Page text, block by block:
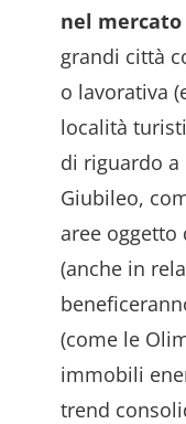
nel
grandi città
o lavorativa
località
di riguardo a
Giubileo,
aree
(anche in
(come le
immobili
trend